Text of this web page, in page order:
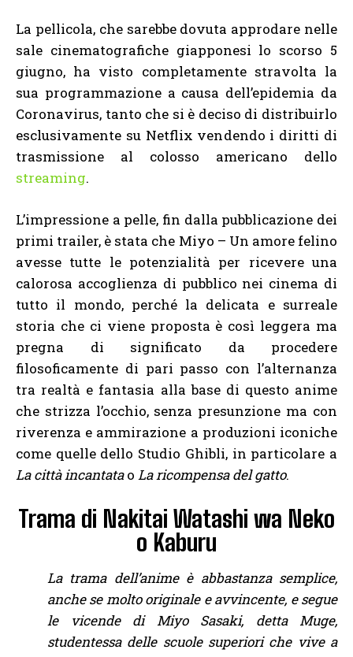
La pellicola, che sarebbe dovuta approdare nelle
sale cinematografiche giapponesi lo scorso 5
giugno, ha visto completamente stravolta la
sua programmazione a causa dell’epidemia da
Coronavirus, tanto che si è deciso di distribuirlo
esclusivamente su Netflix vendendo i diritti di
trasmissione al colosso americano dello
streaming.
L’impressione a pelle, fin dalla pubblicazione dei
primi trailer, è stata che Miyo – Un amore felino
avesse tutte le potenzialità per ricevere una
calorosa accoglienza di pubblico nei cinema di
tutto il mondo, perché la delicata e surreale
storia che ci viene proposta è così leggera ma
pregna di significato da procedere
filosoficamente di pari passo con l’alternanza
tra realtà e fantasia alla base di questo anime
che strizza l’occhio, senza presunzione ma con
riverenza e ammirazione a produzioni iconiche
come quelle dello Studio Ghibli, in particolare a
La città incantatao La ricompensa del gatto.
Trama di Nakitai Watashi wa Neko
o Kaburu
La trama dell’anime è abbastanza semplice,
anche se molto originale e avvincente, e segue
le vicende di Miyo Sasaki, detta Muge,
studentessa delle scuole superiori che vive a